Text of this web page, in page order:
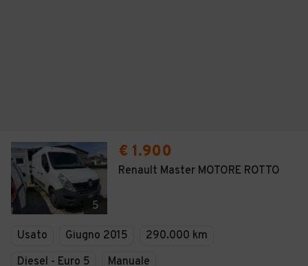
5
€ 1.900
Renault Master MOTORE ROTTO
Usato Giugno 2015
290.000 km
Diesel - Euro 5
Manuale